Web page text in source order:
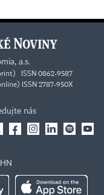
a.s.
ISSN 0862-9587
ISSN 2787-950X
nás